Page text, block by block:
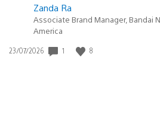
Zanda Ra
Associate Brand Manager, Bandai
America
Fecha
23/07/2026 1 8